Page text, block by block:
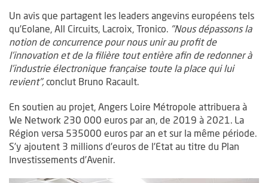
Un avis que partagent les leaders angevins européens tels
qu’Eolane, All Circuits, Lacroix, Tronico. "Nous dépassons la
notion de concurrence pour nous unir au profit de
l’innovation et de la filière tout entière afin de redonner à
l’industrie électronique française toute la place qui lui
revient", conclut Bruno Racault.
En soutien au projet, Angers Loire Métropole attribuera à
We Network 230 000 euros par an, de 2019 à 2021. La
Région versa 535000 euros par an et sur la même période.
S’y ajoutent 3 millions d’euros de l’Etat au titre du Plan
Investissements d’Avenir.